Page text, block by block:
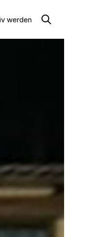
werden